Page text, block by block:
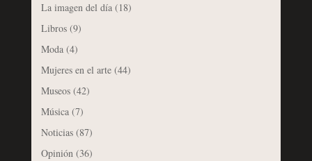
La imagen del día(18)
Libros(9)
Moda(4)
Mujeres en el arte(44)
Museos(42)
Música(7)
Noticias(87)
Opinión(36)